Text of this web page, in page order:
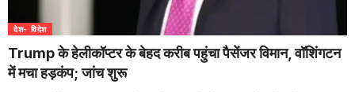
देश- विदेश
Trump के हेलीकॉप्टर के बेहद करीब पहुंचा पैसेंजर विमान, वॉशिंगटन
में मचा हड़कंप; जांच शुरू